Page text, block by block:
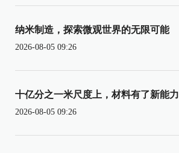
纳米制造，探索微观世界的无限可能
2026-08-05 09:26
十亿分之一米尺度上，材料有了新能力
2026-08-05 09:26